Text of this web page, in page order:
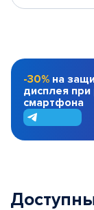
-30% на
дисплея
смартфона